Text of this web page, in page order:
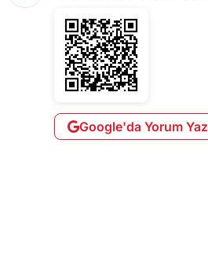
Google'da Yorum Yaz